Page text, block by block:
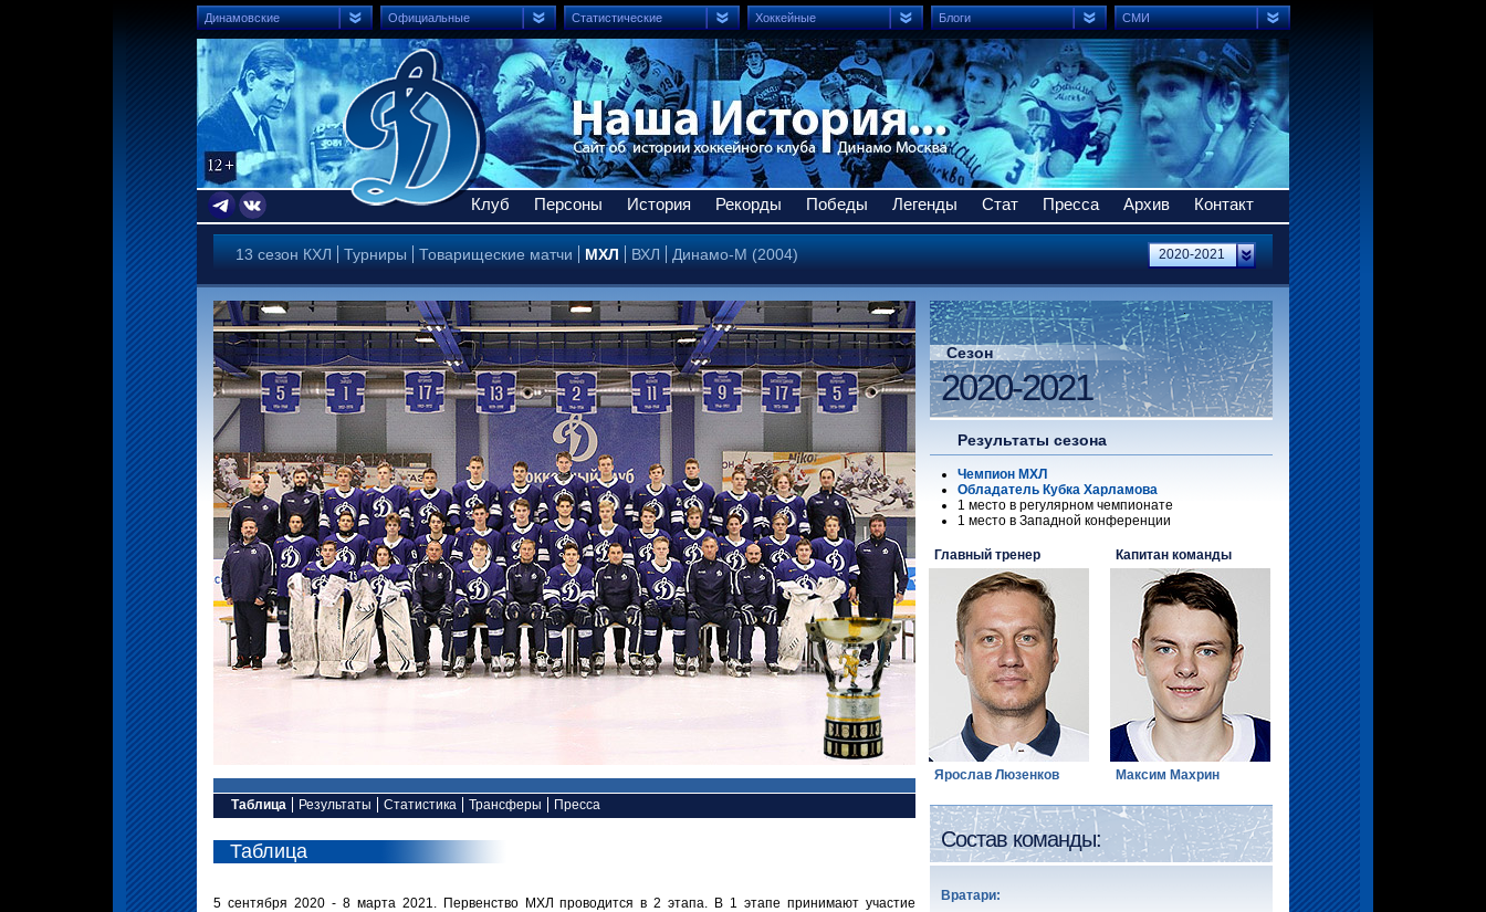
Динамовские Официальные Статистические Хоккейные Блоги СМИ
Клуб Персоны История Рекорды Победы Легенды Стат Пресса Архив Контакт
13 сезон КХЛ Турниры Товарищеские матчи МХЛ ВХЛ Динамо-М (2004) 2020-2021
Таблица
Таблица
5 сентября 2020 - 8 марта 2021. Первенство МХЛ проводится в 2 этапа. В 1 этапе принимают участие
Результаты Статистика Трансферы Пресса
Сезон
2020-2021
Результаты сезона
Чемпион МХЛ
Обладатель Кубка Харламова
1 место в регулярном чемпионате
1 место в Западной конференции
Главный тренер
Ярослав Люзенков
Капитан команды
Максим Махрин
Состав команды:
Вратари: